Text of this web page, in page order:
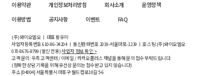
이용약관 개인정보처리방침 회사소개
운영정책
이용방법
공지사항 이벤트 FAQ
(주)와이오엘오 ㅣ 대표 황유미
사업자등록번호610-86-34204ㅣ 통신판매번호 2019-서울마포-1239 ㅣ 호스팅 (주)와이오엘오
070-8676-8799 (발신 전용)사업자 정보 확인 >
고객 문의: 우측 고객센터 / 이메일 / 카카오플러스 채널을 통해 문의 접수 부탁드립니다.
(정확한 상담 기록을 위해 유선상 문의는 접수받고 있지 않습니다)
주소 [04004] 서울특별시 마포구 월드컵로10길5-6